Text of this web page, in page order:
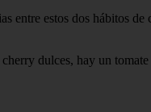
entre estos dos hábitos de
dulces, hay un